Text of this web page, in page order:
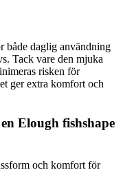
både daglig användning
Tack vare den mjuka
risken för
ger extra komfort och
Elough fishshape
och komfort för